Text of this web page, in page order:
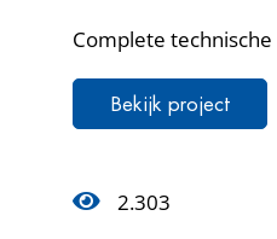
Complete
Bekijk project
2.303